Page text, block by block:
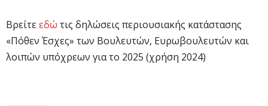
Βρείτεεδώ τις δηλώσεις περιουσιακής κατάστασης
«Πόθεν Έσχες» των Βουλευτών, Ευρωβουλευτών και
λοιπών υπόχρεων για το 2025 (χρήση 2024)